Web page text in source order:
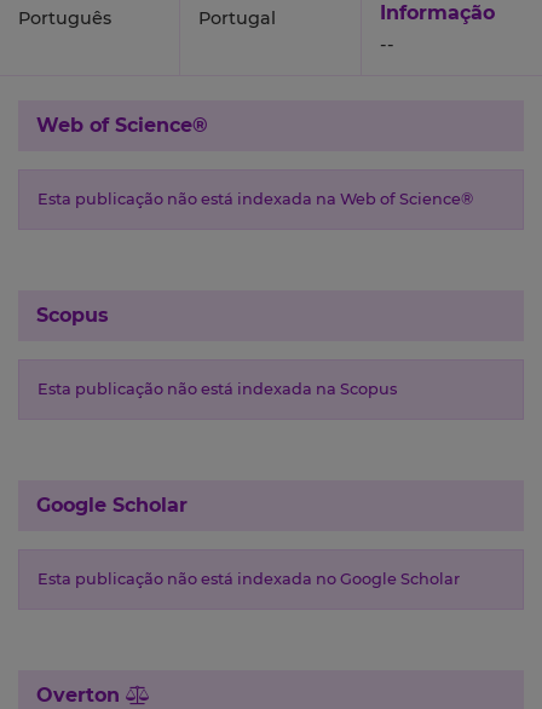
Português Portugal
Informação
--
Web of Science®
Esta publicação não está indexada na Web of Science®
Scopus
Esta publicação não está indexada na Scopus
Google Scholar
Esta publicação não está indexada no Google Scholar
Overton